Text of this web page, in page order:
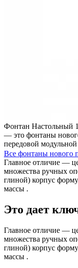
Фонтан Настольный
— это фонтаны
передовой
Все фонтаны нового
Главное отличие —
множества ручных
глиной) корпус
массы .
Это дает
Главное отличие —
множества ручных
глиной) корпус
массы .